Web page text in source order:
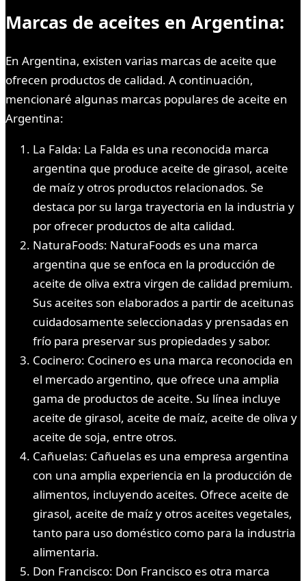
Marcas de aceites en Argentina:
En Argentina, existen varias marcas de aceite que
ofrecen productos de calidad. A continuación,
mencionaré algunas marcas populares de aceite en
Argentina:
La Falda: La Falda es una reconocida marca
argentina que produce aceite de girasol, aceite
de maíz y otros productos relacionados. Se
destaca por su larga trayectoria en la industria y
por ofrecer productos de alta calidad.
NaturaFoods: NaturaFoods es una marca
argentina que se enfoca en la producción de
aceite de oliva extra virgen de calidad premium.
Sus aceites son elaborados a partir de aceitunas
cuidadosamente seleccionadas y prensadas en
frío para preservar sus propiedades y sabor.
Cocinero: Cocinero es una marca reconocida en
el mercado argentino, que ofrece una amplia
gama de productos de aceite. Su línea incluye
aceite de girasol, aceite de maíz, aceite de oliva y
aceite de soja, entre otros.
Cañuelas: Cañuelas es una empresa argentina
con una amplia experiencia en la producción de
alimentos, incluyendo aceites. Ofrece aceite de
girasol, aceite de maíz y otros aceites vegetales,
tanto para uso doméstico como para la industria
alimentaria.
Don Francisco: Don Francisco es otra marca